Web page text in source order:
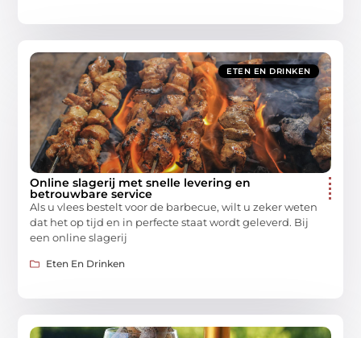
ETEN EN DRINKEN
Online slagerij met snelle levering en
betrouwbare service
Als u vlees bestelt voor de barbecue, wilt u zeker weten
dat het op tijd en in perfecte staat wordt geleverd. Bij
een online slagerij
Eten En Drinken